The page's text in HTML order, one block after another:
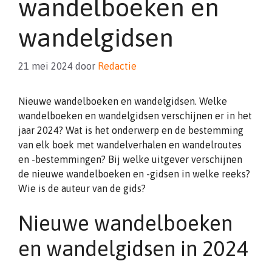
wandelboeken en
wandelgidsen
21 mei 2024 door Redactie
Nieuwe wandelboeken en wandelgidsen. Welke
wandelboeken en wandelgidsen verschijnen er in het
jaar 2024? Wat is het onderwerp en de bestemming
van elk boek met wandelverhalen en wandelroutes
en -bestemmingen? Bij welke uitgever verschijnen
de nieuwe wandelboeken en -gidsen in welke reeks?
Wie is de auteur van de gids?
Nieuwe wandelboeken
en wandelgidsen in 2024